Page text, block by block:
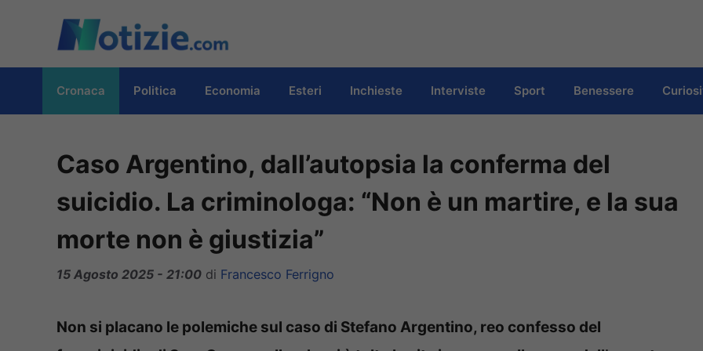
contenuto
Cronaca Politica Economia Esteri Inchieste Interviste Sport Benessere
Caso Argentino, dall’autopsia la conferma del
suicidio. La criminologa: “Non è un martire, e la sua
morte non è giustizia”
15 Agosto 2025 - 21:00 di Francesco Ferrigno
Non si placano le polemiche sul caso di Stefano Argentino, reo confesso del